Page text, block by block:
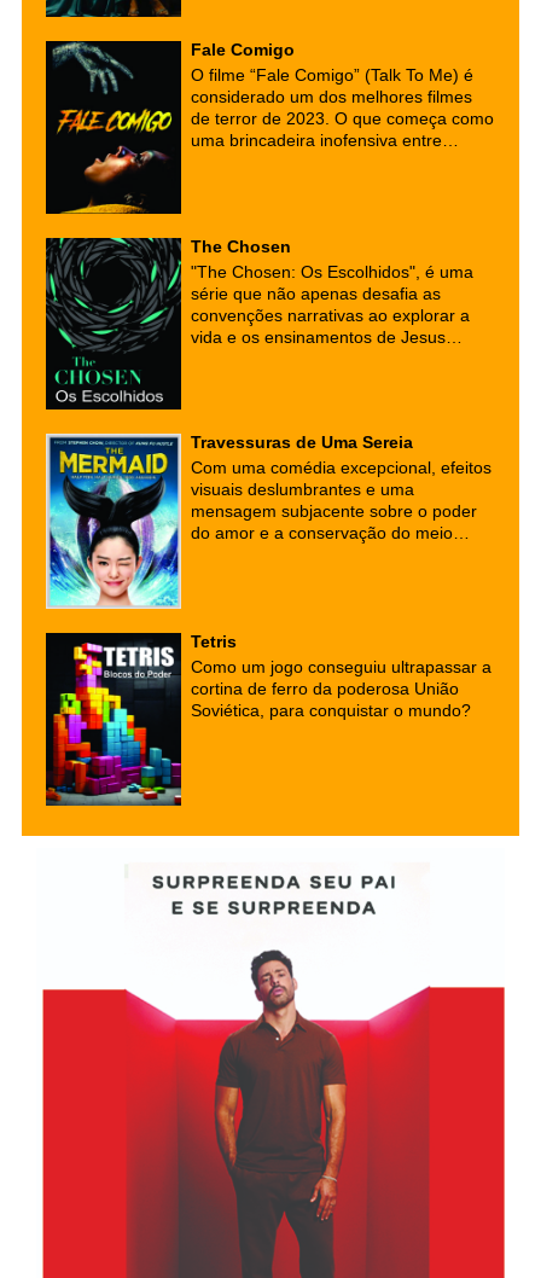
lendária não apenas em sua época,
mas até os dias de hoje.
Fale Comigo
O filme “Fale Comigo” (Talk To Me) é
considerado um dos melhores filmes
de terror de 2023. O que começa como
uma brincadeira inofensiva entre
The Chosen
"The Chosen: Os Escolhidos", é uma
série que não apenas desafia as
convenções narrativas ao explorar a
vida e os ensinamentos de Jesus
Travessuras de Uma Sereia
Com uma comédia excepcional, efeitos
visuais deslumbrantes e uma
mensagem subjacente sobre o poder
do amor e a conservação do meio
este é um filme que vale a pena
conferir.
Tetris
Como um jogo conseguiu ultrapassar a
cortina de ferro da poderosa União
Soviética, para conquistar o mundo?